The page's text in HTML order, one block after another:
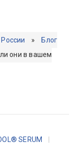
» Блог
они в вашем
SERUM